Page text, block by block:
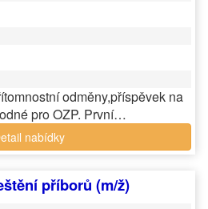
odměny,příspěvek na
pro OZP. První…
nabídky
příborů (m/ž)